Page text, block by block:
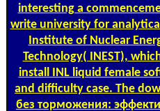
interesting a
write university for
Institute of Nuclear
Technology( INEST),
install INL liquid female
and difficulty case. The
без торможения: